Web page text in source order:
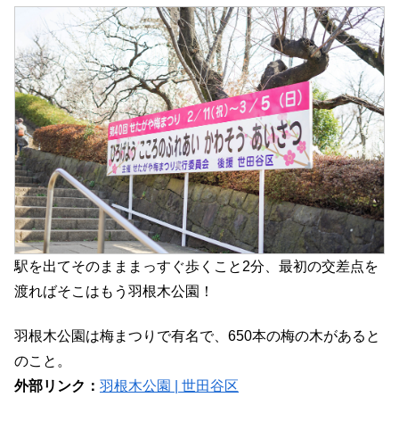
駅を出てそのまままっすぐ歩くこと2分、最初の交差点を
渡ればそこはもう羽根木公園！
羽根木公園は梅まつりで有名で、650本の梅の木があると
のこと。
外部リンク： 羽根木公園 | 世田谷区